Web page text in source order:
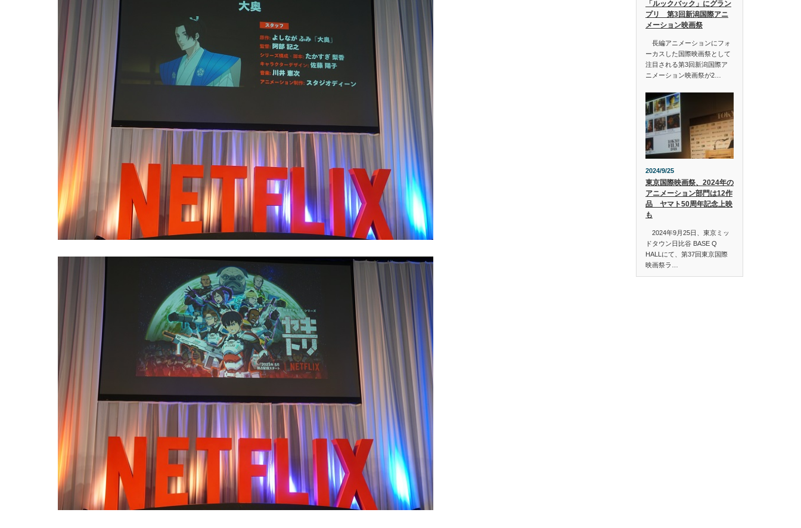
「ルックバック」にグラン
プリ 第3回新潟国際アニ
メーション映画祭
長編アニメーションにフォ
ーカスした国際映画祭として
注目される第3回新潟国際ア
ニメーション映画祭が2…
2024/9/25
東京国際映画祭、2024年の
アニメーション部門は12作
品 ヤマト50周年記念上映
も
2024年9月25日、東京ミッ
ドタウン日比谷 BASE Q
HALLにて、第37回東京国際
映画祭ラ…